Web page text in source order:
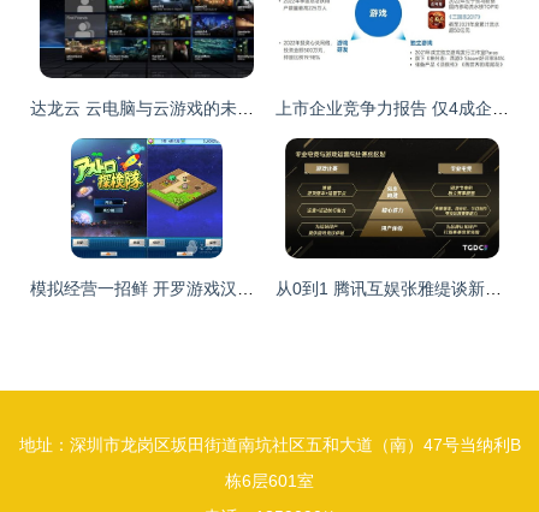
地址：深圳市龙岗区坂田街道南坑社区五和大道（南）47号当纳利B
栋6层601室